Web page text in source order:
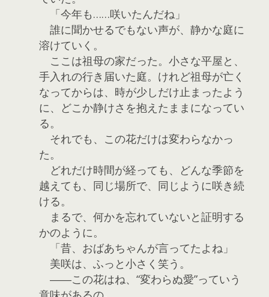
「今年も……咲いたんだね」
誰に聞かせるでもない声が、静かな庭に
溶けていく。
ここは祖母の家だった。小さな平屋と、
手入れの行き届いた庭。けれど祖母が亡く
なってからは、時が少しだけ止まったよう
に、どこか静けさを抱えたままになってい
る。
それでも、この花だけは変わらなかっ
た。
どれだけ時間が経っても、どんな季節を
越えても、同じ場所で、同じように咲き続
ける。
まるで、何かを忘れていないと証明する
かのように。
「昔、おばあちゃんが言ってたよね」
美咲は、ふっと小さく笑う。
――この花はね、“変わらぬ愛”っていう